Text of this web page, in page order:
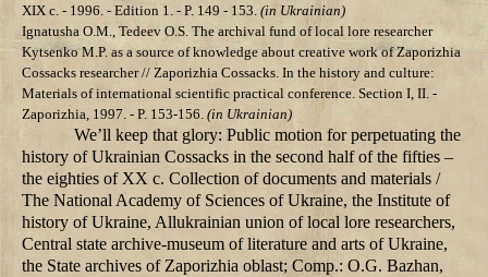
XIX c. - 1996. - Edition 1. - P. 149 - 153. (in Ukrainian)
Ignatusha О.M., Tedeev О.S. The archival fund of local lore researcher
Kytsenko M.P. as a source of knowledge about creative work of Zaporizhia
Cossacks researcher // Zaporizhia Cossacks. In the history and culture:
Materials of international scientific practical conference. Section I, II. -
Zaporizhia, 1997. - P. 153-156. (in Ukrainian)
We’ll keep that glory: Public motion for perpetuating the
history of Ukrainian Cossacks in the second half of the fifties –
the eighties of ХХ c. Collection of documents and materials /
The National Academy of Sciences of Ukraine, the Institute of
history of Ukraine, Allukrainian union of local lore researchers,
Central state archive-museum of literature and arts of Ukraine,
the State archives of Zaporizhia oblast; Comp.: О.G. Bazhan,